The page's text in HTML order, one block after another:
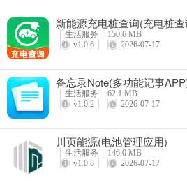
云上西山APP简介
新能源充电桩查询(充电桩
生活服务
150.6 MB
v1.0.6
2026-07-17
备忘录Note(多功能记事
生活服务
62.1 MB
v1.0.2
2026-07-17
川页能源(电池管理应用)
生活服务
146.0 MB
v1.0.8
2026-07-17